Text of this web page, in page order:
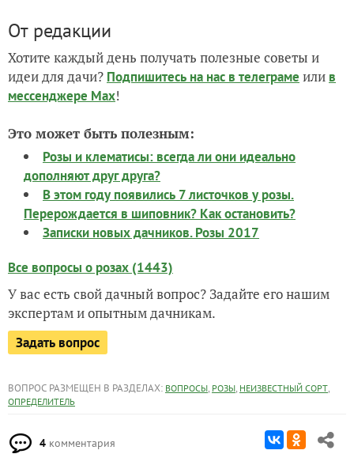
От редакции
Хотите каждый день получать полезные советы и
идеи для дачи? Подпишитесь на нас в телеграме или в
мессенджере Max!
Это может быть полезным:
Розы и клематисы: всегда ли они идеально
дополняют друг друга?
В этом году появились 7 листочков у розы.
Перерождается в шиповник? Как остановить?
Записки новых дачников. Розы 2017
Все вопросы о розах (1443)
У вас есть свой дачный вопрос? Задайте его нашим
экспертам и опытным дачникам.
Задать вопрос
ВОПРОС РАЗМЕЩЕН В РАЗДЕЛАХ: ВОПРОСЫ, РОЗЫ, НЕИЗВЕСТНЫЙ СОРТ,
ОПРЕДЕЛИТЕЛЬ
4 комментария